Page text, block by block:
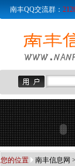
南丰QQ交流群：
您的位置 南丰信息网 >